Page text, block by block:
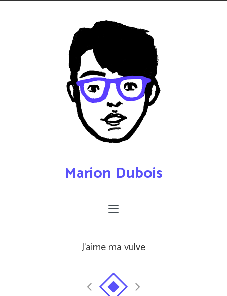
Marion Dubois
J’aime ma vulve